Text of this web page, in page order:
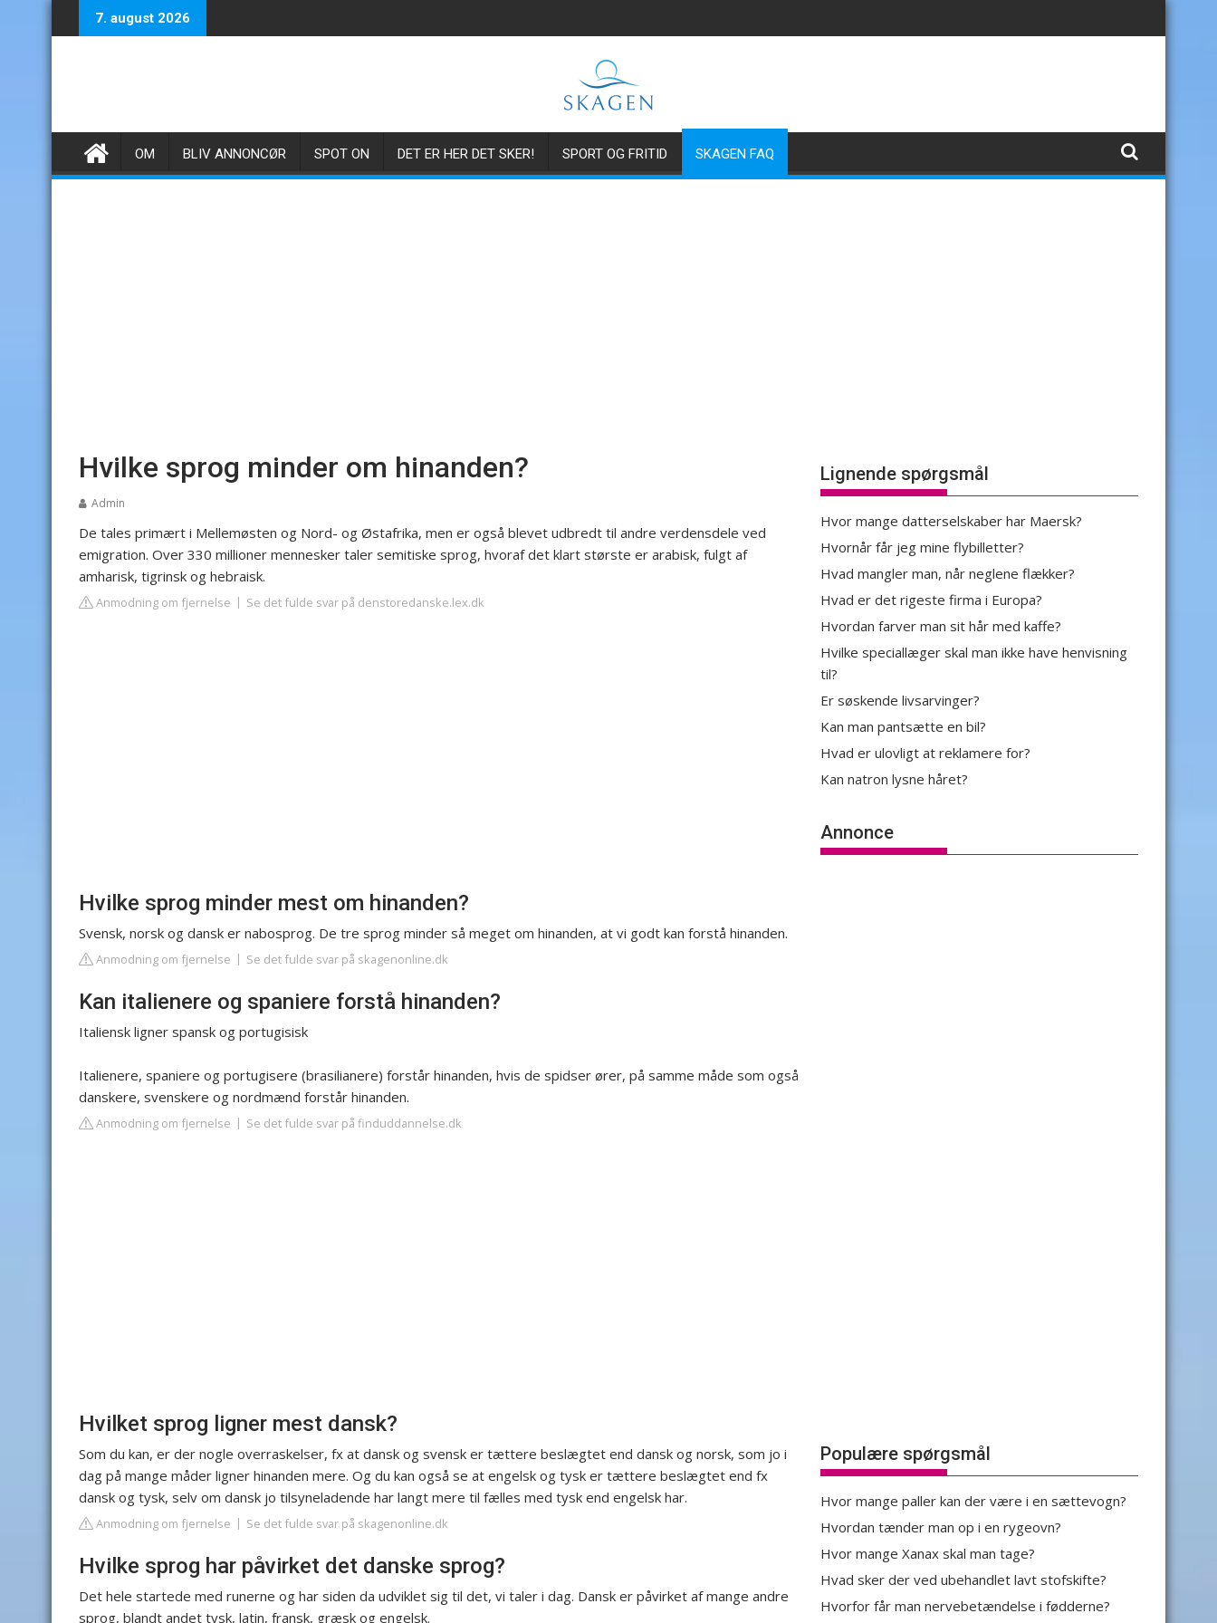
to
7. august 2026
OM BLIV ANNONCØR SPOT ON DET ER HER DET SKER! SPORT OG FRITID SKAGEN FAQ
Hvilke sprog minder om hinanden?
Admin
De tales primært i Mellemøsten og Nord- og Østafrika, men er også blevet udbredt til andre verdensdele ved
emigration. Over 330 millioner mennesker taler semitiske sprog, hvoraf det klart største er arabisk, fulgt af
amharisk, tigrinsk og hebraisk.
Anmodning om fjernelse Se det fulde svar på denstoredanske.lex.dk
Hvilke sprog minder mest om hinanden?
Svensk, norsk og dansk er nabosprog. De tre sprog minder så meget om hinanden, at vi godt kan forstå hinanden.
Anmodning om fjernelse Se det fulde svar på skagenonline.dk
Kan italienere og spaniere forstå hinanden?
Italiensk ligner spansk og portugisisk
Italienere, spaniere og portugisere (brasilianere) forstår hinanden, hvis de spidser ører, på samme måde som også
danskere, svenskere og nordmænd forstår hinanden.
Anmodning om fjernelse Se det fulde svar på finduddannelse.dk
Hvilket sprog ligner mest dansk?
Som du kan, er der nogle overraskelser, fx at dansk og svensk er tættere beslægtet end dansk og norsk, som jo i
dag på mange måder ligner hinanden mere. Og du kan også se at engelsk og tysk er tættere beslægtet end fx
dansk og tysk, selv om dansk jo tilsyneladende har langt mere til fælles med tysk end engelsk har.
Anmodning om fjernelse Se det fulde svar på skagenonline.dk
Hvilke sprog har påvirket det danske sprog?
Det hele startede med runerne og har siden da udviklet sig til det, vi taler i dag. Dansk er påvirket af mange andre
sprog, blandt andet tysk, latin, fransk, græsk og engelsk.
Lignende spørgsmål
Hvor mange datterselskaber har Maersk?
Hvornår får jeg mine flybilletter?
Hvad mangler man, når neglene flækker?
Hvad er det rigeste firma i Europa?
Hvordan farver man sit hår med kaffe?
Hvilke speciallæger skal man ikke have henvisning
til?
Er søskende livsarvinger?
Kan man pantsætte en bil?
Hvad er ulovligt at reklamere for?
Kan natron lysne håret?
Annonce
Populære spørgsmål
Hvor mange paller kan der være i en sættevogn?
Hvordan tænder man op i en rygeovn?
Hvor mange Xanax skal man tage?
Hvad sker der ved ubehandlet lavt stofskifte?
Hvorfor får man nervebetændelse i fødderne?